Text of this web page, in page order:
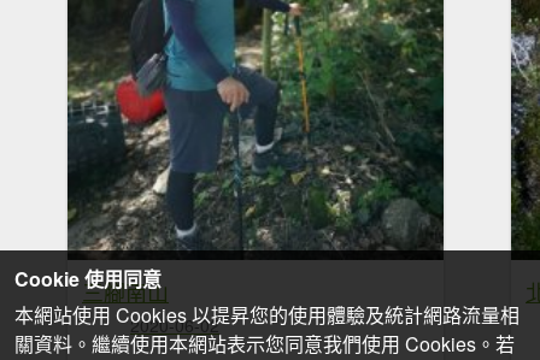
三腳南山
2020-06-02
Cookie 使用同意
本網站使用 Cookies 以提昇您的使用體驗及統計網路流量相
關資料。繼續使用本網站表示您同意我們使用 Cookies。若